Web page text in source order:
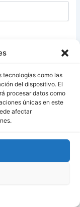
tecnologías como las
del dispositivo. El
procesar datos como
únicas en este
afectar
De Los Bancos |